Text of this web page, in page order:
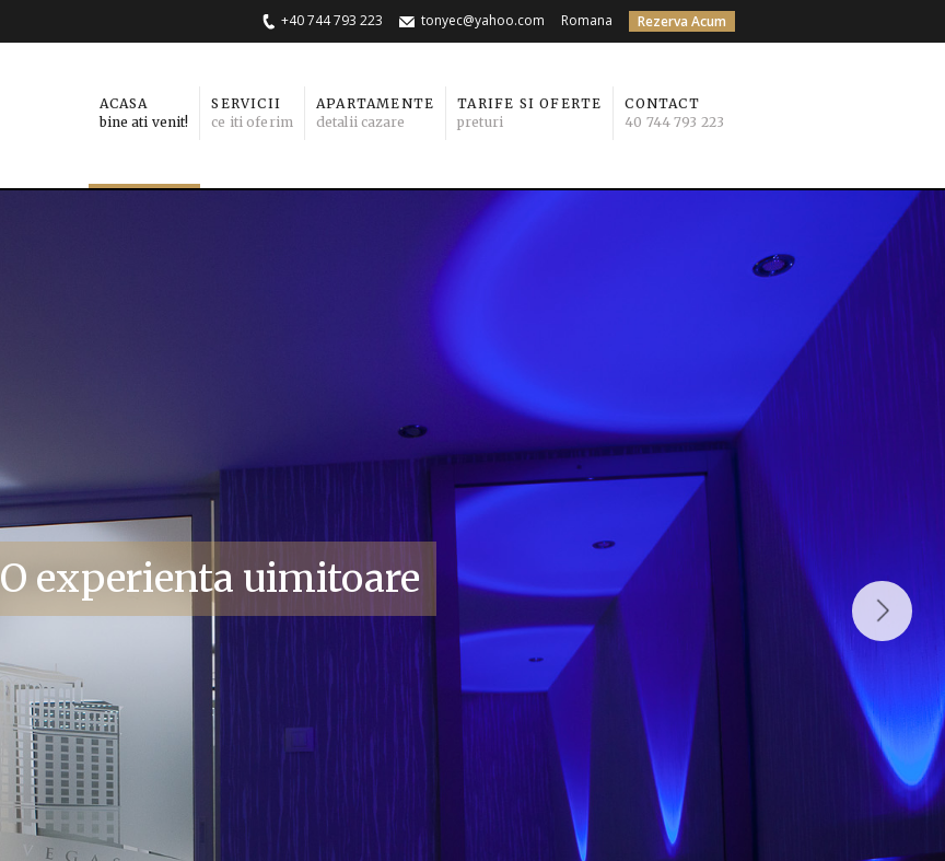
Rezerva Acum
Romana
+40 744 793 223 tonyec@yahoo.com
ACASA
bine ati venit!
SERVICII
ce iti oferim
APARTAMENTE
detalii cazare
TARIFE SI OFERTE
preturi
CONTACT
40 744 793 223
O experienta uimitoare